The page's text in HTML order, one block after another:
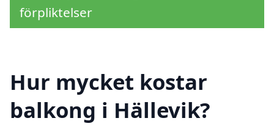
förpliktelser
Hur mycket kostar
balkong i Hällevik?